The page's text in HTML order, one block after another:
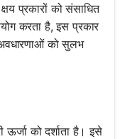
प्रकारों को संसाधित
करता है, इस प्रकार
को सुलभ
ऊर्जा को दर्शाता है। इसे